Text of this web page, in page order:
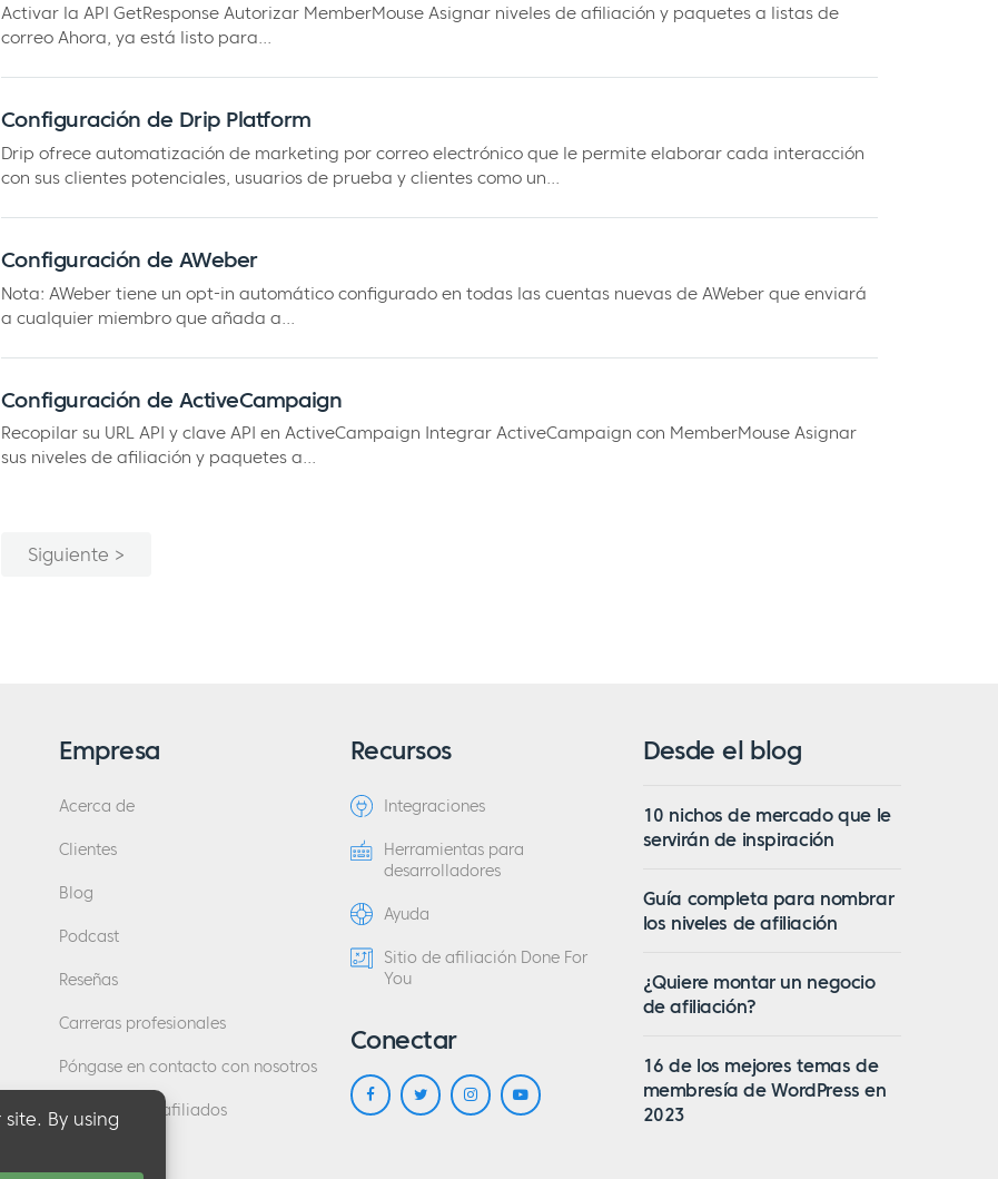
Activar la API GetResponse Autorizar MemberMouse Asignar niveles de afiliación y paquetes a listas de
correo Ahora, ya está listo para...
Configuración de Drip Platform
Drip ofrece automatización de marketing por correo electrónico que le permite elaborar cada interacción
con sus clientes potenciales, usuarios de prueba y clientes como un...
Configuración de AWeber
Nota: AWeber tiene un opt-in automático configurado en todas las cuentas nuevas de AWeber que enviará
a cualquier miembro que añada a...
Configuración de ActiveCampaign
Recopilar su URL API y clave API en ActiveCampaign Integrar ActiveCampaign con MemberMouse Asignar
sus niveles de afiliación y paquetes a...
Siguiente
Empresa
Acerca de
Clientes
Blog
Podcast
Reseñas
Carreras profesionales
Póngase en contacto con nosotros
Programa de afiliados
Recursos
Integraciones
Herramientas para
desarrolladores
Ayuda
Sitio de afiliación Done For
You
Conectar
Desde el blog
10 nichos de mercado que le
servirán de inspiración
Guía completa para nombrar
los niveles de afiliación
¿Quiere montar un negocio
de afiliación?
16 de los mejores temas de
membresía de WordPress en
2023